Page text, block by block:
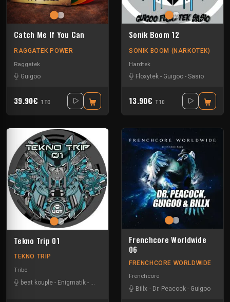
Catch Me If You Can
RAGGATEK POWER
Raggatek
Guigoo
39.90€ TTC
Sonik Boom 12
SONIK BOOM (NARKOTEK)
Hardtek
Floxytek - Guigoo - Sasio
13.90€ TTC
Tekno Trip 01
TEKNO TRIP
Tribe
beat kouple - Enigmatik -
Frenchcore Worldwide
06
FRENCHCORE WORLDWIDE
Frenchcore
Billx - Dr. Peacock - Guigoo